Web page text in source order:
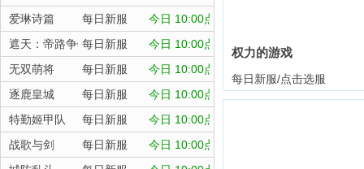
爱琳诗篇
每日新服
今日 10:00点
遮天：帝路争锋每日新服
今日 10:00点
无双萌将
每日新服
今日 10:00点
逐鹿皇城
每日新服
今日 10:00点
特勤姬甲队
每日新服
今日 10:00点
战歌与剑
每日新服
今日 10:00点
权力的游戏
每日新服/点击选服